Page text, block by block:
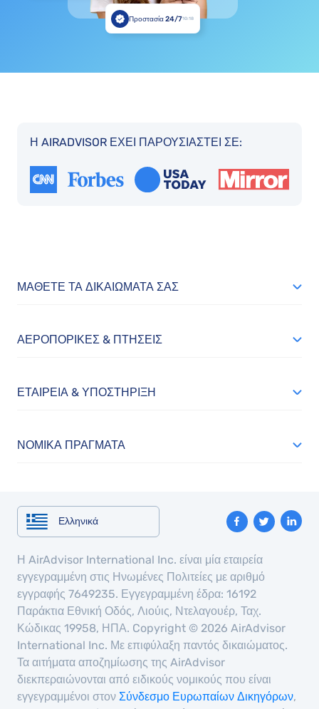
Προστασία 24/710:18
Η AIRADVISOR ΈΧΕΙ ΠΑΡΟΥΣΙΑΣΤΕΊ ΣΕ:
ΜΆΘΕΤΕ ΤΑ ΔΙΚΑΙΏΜΑΤΆ ΣΑΣ
ΑΕΡΟΠΟΡΙΚΈΣ & ΠΤΉΣΕΙΣ
ΕΤΑΙΡΕΊΑ & ΥΠΟΣΤΉΡΙΞΗ
ΝΟΜΙΚΆ ΠΡΆΓΜΑΤΑ
Ελληνικά
Η AirAdvisor International Inc. είναι μία εταιρεία
εγγεγραμμένη στις Ηνωμένες Πολιτείες με αριθμό
εγγραφής 7649235. Εγγεγραμμένη έδρα: 16192
Παράκτια Εθνική Οδός, Λιούις, Ντελαγουέρ, Ταχ.
Κώδικας 19958, ΗΠΑ. Copyright © 2026 AirAdvisor
International Inc. Με επιφύλαξη παντός δικαιώματος.
Τα αιτήματα αποζημίωσης της AirAdvisor
διεκπεραιώνονται από ειδικούς νομικούς που είναι
εγγεγραμμένοι στον Σύνδεσμο Ευρωπαίων Δικηγόρων,